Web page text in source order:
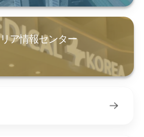
ア情報センター